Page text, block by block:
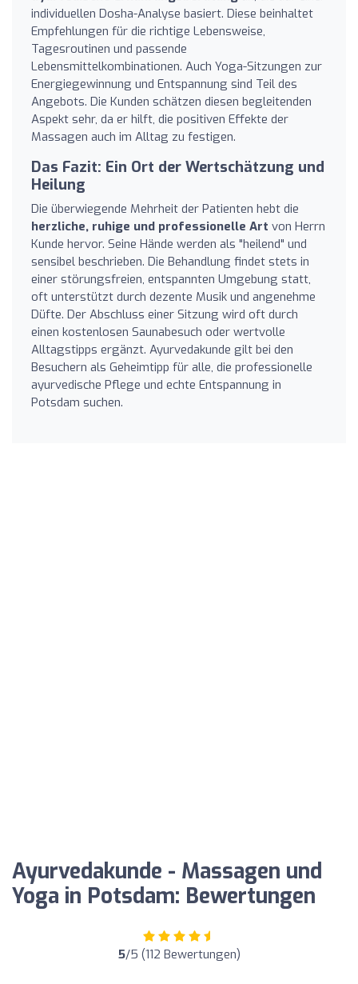
individuellen Dosha-Analyse basiert. Diese beinhaltet
Empfehlungen für die richtige Lebensweise,
Tagesroutinen und passende
Lebensmittelkombinationen. Auch Yoga-Sitzungen zur
Energiegewinnung und Entspannung sind Teil des
Angebots. Die Kunden schätzen diesen begleitenden
Aspekt sehr, da er hilft, die positiven Effekte der
Massagen auch im Alltag zu festigen.
Das Fazit: Ein Ort der Wertschätzung und
Heilung
Die überwiegende Mehrheit der Patienten hebt die
herzliche, ruhige und professionelle Art von Herrn
Kunde hervor. Seine Hände werden als "heilend" und
sensibel beschrieben. Die Behandlung findet stets in
einer störungsfreien, entspannten Umgebung statt,
oft unterstützt durch dezente Musik und angenehme
Düfte. Der Abschluss einer Sitzung wird oft durch
einen kostenlosen Saunabesuch oder wertvolle
Alltagstipps ergänzt. Ayurvedakunde gilt bei den
Besuchern als Geheimtipp für alle, die professionelle
ayurvedische Pflege und echte Entspannung in
Potsdam suchen.
Ayurvedakunde - Massagen und
Yoga in Potsdam: Bewertungen
5/5 (112 Bewertungen)